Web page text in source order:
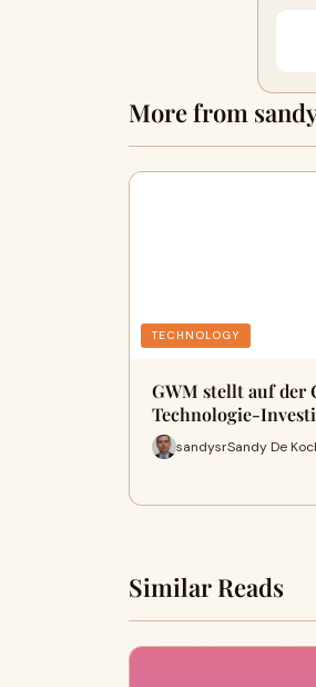
More from
TECHNOLOGY
GWM stellt auf der
Technologie-
sandysrSandy De
Similar Reads